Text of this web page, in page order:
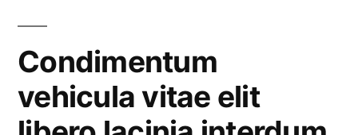
faucibus
Condimentum
vehicula vitae elit